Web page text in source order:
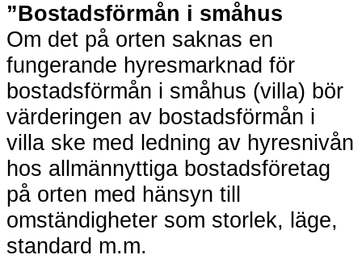
”Bostadsförmån i småhus
Om det på orten saknas en
fungerande hyresmarknad för
bostadsförmån i småhus (villa) bör
värderingen av bostadsförmån i
villa ske med ledning av hyresnivån
hos allmännyttiga bostadsföretag
på orten med hänsyn till
omständigheter som storlek, läge,
standard m.m.